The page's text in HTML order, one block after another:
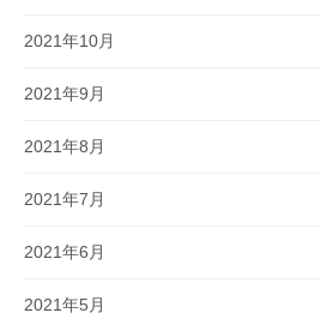
2021年10月
2021年9月
2021年8月
2021年7月
2021年6月
2021年5月